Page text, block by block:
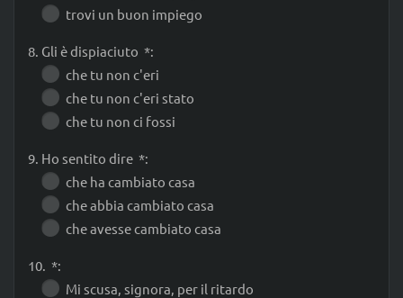
trovi un buon impiego
8. Gli è dispiaciuto *:
che tu non c'eri
che tu non c'eri stato
che tu non ci fossi
9. Ho sentito dire *:
che ha cambiato casa
che abbia cambiato casa
che avesse cambiato casa
10. *:
Mi scusa, signora, per il ritardo